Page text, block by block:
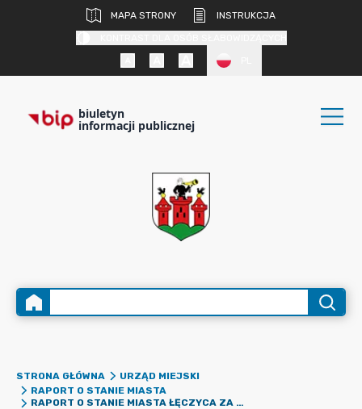
MAPA STRONY
INSTRUKCJA
biuletyn
informacji publicznej
STRONA GŁÓWNA
URZĄD MIEJSKI
RAPORT O STANIE MIASTA
RAPORT O STANIE MIASTA ŁĘCZYCA ZA ROK 2025